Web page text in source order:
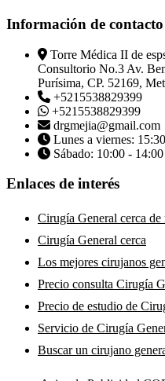
Información de contacto
Torre Médica II de
Consultorio No.3 Av.
Purísima, CP. 52169,
+5215538829399
+5215538829399
drgmejia@gmail.com
Lunes a viernes:
Sábado: 10:00 - 14:00
Enlaces de interés
Cirugía General cerca
Cirugía General cerca
Los mejores cirujanos
Precio consulta Cirugía
Precio de estudio de
Servicio de Cirugía
Buscar un cirujano